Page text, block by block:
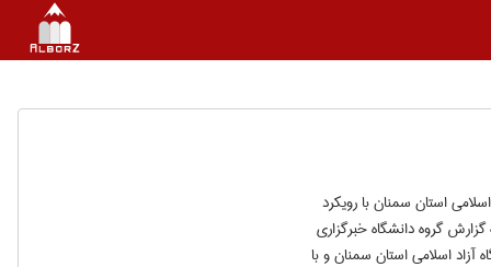
سال 140-1400 واحدهای دانشگاه آزاد اسلامی استان سمنان با رویکرد
گروه دانشگاه خبرگزاری
آزاد اسلامی استان سمنان و با